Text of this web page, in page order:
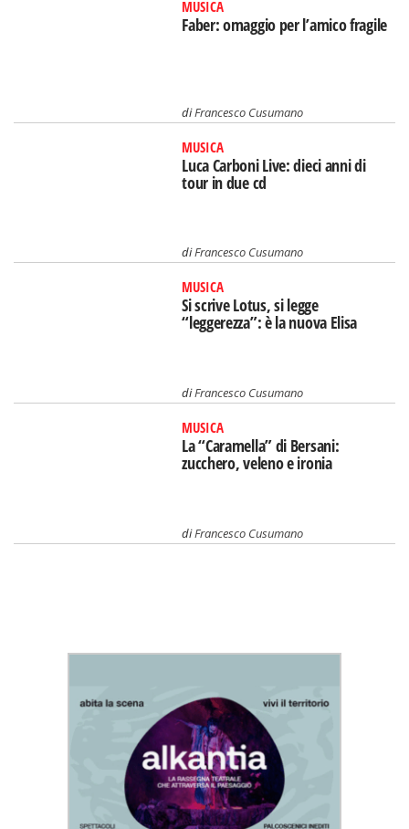
MUSICA
Faber: omaggio per l’amico fragile
diFrancesco Cusumano
MUSICA
Luca Carboni Live: dieci anni di
tour in due cd
diFrancesco Cusumano
MUSICA
Si scrive Lotus, si legge
“leggerezza”: è la nuova Elisa
diFrancesco Cusumano
MUSICA
La “Caramella” di Bersani:
zucchero, veleno e ironia
diFrancesco Cusumano